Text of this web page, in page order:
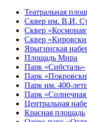
Театральная
Сквер им. В.И.
Сквер
Сквер
Ярыгинская
Площадь Мира
Парк «Сибсталь»
Парк
Парк им. 400-
Парк «Солнечная
Центральная
Красная площадь